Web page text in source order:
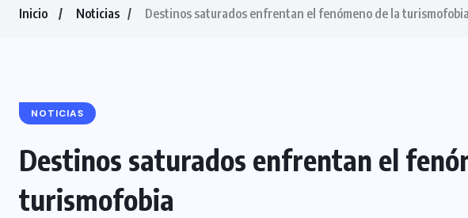
Inicio Noticias Destinos saturados enfrentan el fenómeno de la turismofobia
NOTICIAS
Destinos saturados enfrentan el
turismofobia